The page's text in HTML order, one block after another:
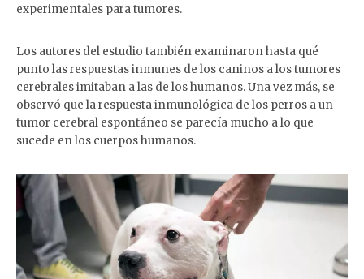
experimentales para tumores.
Los autores del estudio también examinaron hasta qué
punto las respuestas inmunes de los caninos a los tumores
cerebrales imitaban a las de los humanos. Una vez más, se
observó que la respuesta inmunológica de los perros a un
tumor cerebral espontáneo se parecía mucho a lo que
sucede en los cuerpos humanos.